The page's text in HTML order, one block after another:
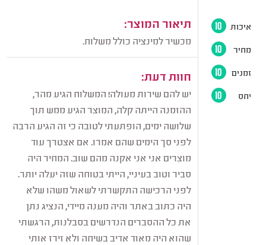
תיאור המוצר:
מכשיר למינציה כולל משלוח.
חוות דעת:
יש להם שירות מעולה! המשלוח הגיע מהר,
ההזמנה הייתה קלה, המוצר הגיע ממש תוך
שלושה ימים, הופתעתי לטובה כי זה הגיע הרבה
לפני סך הימים שהם אמרו. אם אצטרך עוד
מוצרים אני אני אקנה מהם שוב. המחיר היה
סביר וטוב בעיניי, הייתי בטוחה שזה יעלה יותר.
לפני הרכישה התקשרתי לשאול משהו שלא
היה כתוב באתר והיה מענה מיידי, הנציג נתן
את כל ההסברים הנדרשים בסבלנות, הרגשתי
שהוא היה מאוד אדיב בשיחה ולא זירז אותי
איכות 10
מחיר 10
זמנים 10
יחס 10